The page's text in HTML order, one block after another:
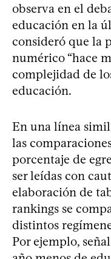
observa en el
educación en la
consideró que la
numérico “hace
complejidad de
educación.
En una línea
las
porcentaje de
ser leídas con
elaboración de
rankings se
distintos
Por ejemplo,